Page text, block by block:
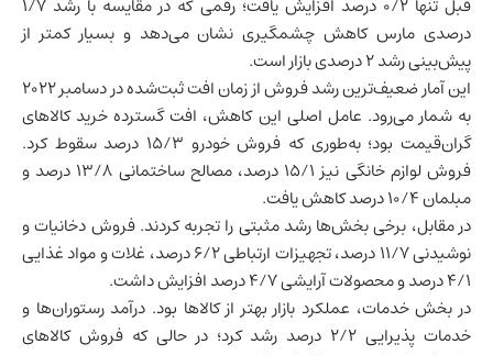
قبل تنها ۰/۲ درصد افزایش یافت؛ رقمی که در مقایسه با رشد ۱/۷
درصدی مارس کاهش چشمگیری نشان می‌دهد و بسیار کمتر از
پیش‌بینی رشد ۲ درصدی بازار است.
این آمار ضعیف‌ترین رشد فروش از زمان افت ثبت‌شده در دسامبر ۲۰۲۲
به شمار می‌رود. عامل اصلی این کاهش، افت گسترده خرید کالاهای
گران‌قیمت بود؛ به‌طوری که فروش خودرو ۱۵/۳ درصد سقوط کرد.
فروش لوازم خانگی نیز ۱۵/۱ درصد، مصالح ساختمانی ۱۳/۸ درصد و
مبلمان ۱۰/۴ درصد کاهش یافت.
در مقابل، برخی بخش‌ها رشد مثبتی را تجربه کردند. فروش دخانیات و
نوشیدنی ۱۱/۷ درصد، تجهیزات ارتباطی ۶/۲ درصد، غلات و مواد غذایی
۴/۱ درصد و محصولات آرایشی ۴/۷ درصد افزایش داشت.
در بخش خدمات، عملکرد بازار بهتر از کالاها بود. درآمد رستوران‌ها و
خدمات پذیرایی ۲/۲ درصد رشد کرد؛ در حالی که فروش کالاهای